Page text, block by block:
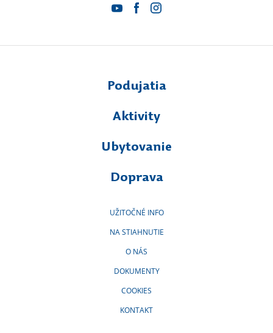
Podujatia
Aktivity
Ubytovanie
Doprava
UŽITOČNÉ INFO
NA STIAHNUTIE
O NÁS
DOKUMENTY
COOKIES
KONTAKT